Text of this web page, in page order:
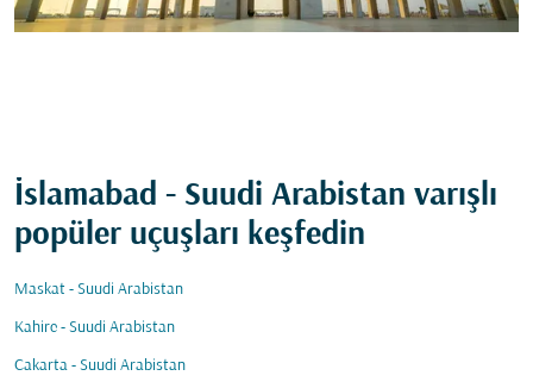
İslamabad - Suudi Arabistan varışlı
popüler uçuşları keşfedin
Maskat - Suudi Arabistan
Kahire - Suudi Arabistan
Cakarta - Suudi Arabistan